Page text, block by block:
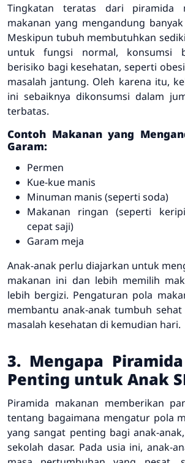
Tingkatan teratas dari piramida
makanan yang mengandung
Meskipun tubuh membutuhkan
untuk fungsi normal, konsumsi
berisiko bagi kesehatan, seperti
masalah jantung. Oleh karena itu,
ini sebaiknya dikonsumsi dalam
terbatas.
Contoh Makanan yang
Garam:
Permen
Kue-kue manis
Minuman manis (seperti soda)
Makanan ringan (seperti
cepat saji)
Garam meja
Anak-anak perlu diajarkan untuk
makanan ini dan lebih memilih
lebih bergizi. Pengaturan pola
membantu anak-anak tumbuh
masalah kesehatan di kemudian hari.
3. Mengapa
Penting untuk Anak
Piramida makanan memberikan
tentang bagaimana mengatur pola
yang sangat penting bagi anak-
sekolah dasar. Pada usia ini, anak-